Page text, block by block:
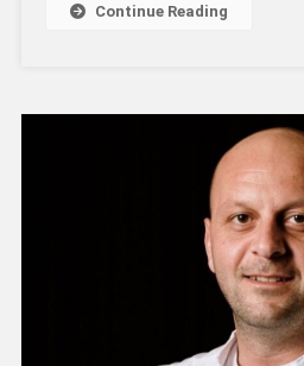
Continue Reading